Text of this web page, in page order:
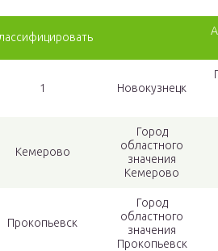
1 Новокузнецк
Кемерово
Город
областного
значения
Кемерово
Прокопьевск
Город
областного
значения
Прокопьевск